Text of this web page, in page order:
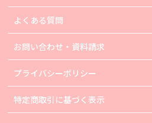
よくある質問
お問い合わせ・資料請求
プライバシーポリシー
特定商取引に基づく表示